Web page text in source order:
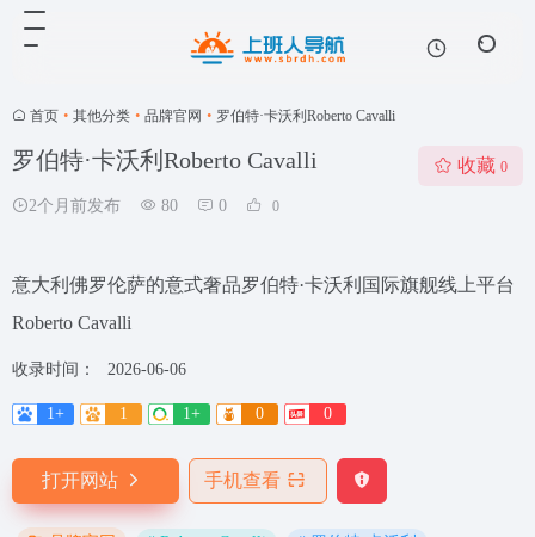
首页 • 其他分类 • 品牌官网 • 罗伯特·卡沃利Roberto Cavalli
罗伯特·卡沃利Roberto Cavalli
2个月前发布 80 0 0
收藏 0
意大利佛罗伦萨的意式奢品罗伯特·卡沃利国际旗舰线上平台
Roberto Cavalli
收录时间： 2026-06-06
1+ 1 1+ 0 0
打开网站 手机查看